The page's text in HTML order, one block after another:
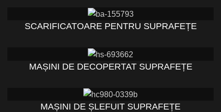
SCARIFICATOARE PENTRU SUPRAFEȚE
MAȘINI DE DECOPERTAT SUPRAFEȚE
MAȘINI DE ȘLEFUIT SUPRAFEȚE